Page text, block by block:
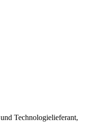
Technologielieferant,